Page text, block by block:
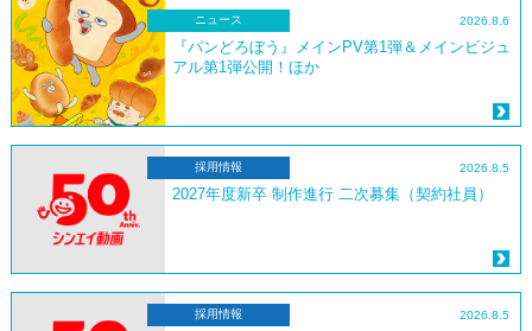
ニュース 2026.8.6
『パンどろぼう』メインPV第1弾＆メインビジュ
アル第1弾公開！ほか
採用情報 2026.8.5
2027年度新卒 制作進行 二次募集（契約社員）
採用情報 2026.8.5